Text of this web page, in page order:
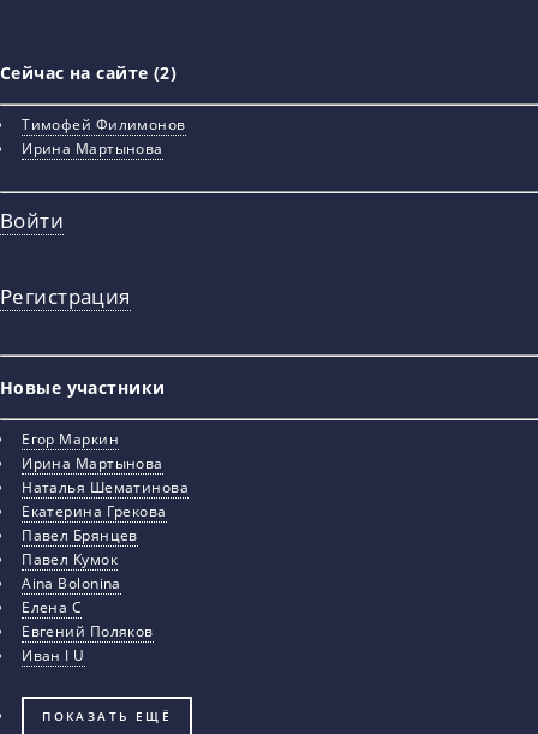
Сейчас на сайте (2)
Тимофей Филимонов
Ирина Мартынова
Войти
Регистрация
Новые участники
Егор Маркин
Ирина Мартынова
Наталья Шематинова
Екатерина Грекова
Павел Брянцев
Павел Кумок
Aina Bolonina
Елена С
Евгений Поляков
Иван I U
ПОКАЗАТЬ ЕЩЁ